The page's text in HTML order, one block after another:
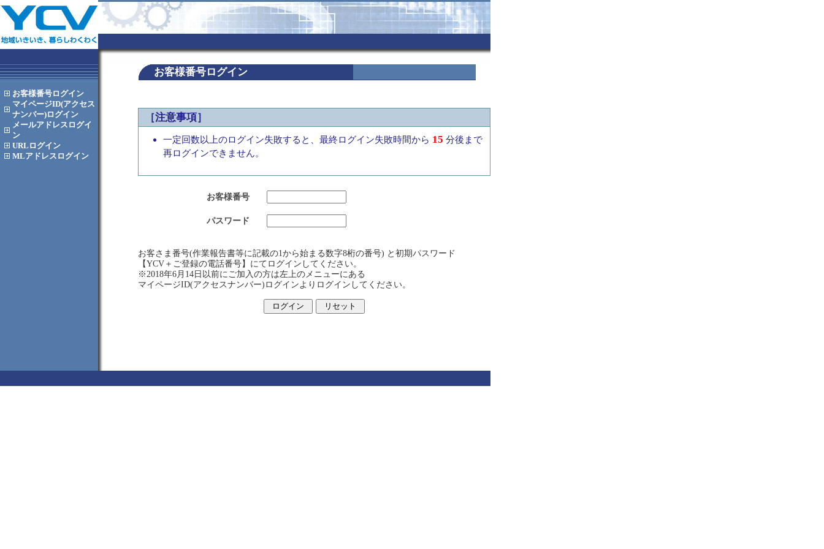
お客様番号ログイン
マイページID(アクセス
ナンバー)ログイン
メールアドレス ログイ
ン
URL ログイン
MLアドレス ログイン
お客様番号ログイン
［注意事項］
一定回数以上のログイン失敗すると、最終ログイン失敗時間から 15 分後まで
再ログインできません。
お客様番号
パスワード
お客さま番号(作業報告書等に記載の1から始まる数字8桁の番号) と初期パスワード
【YCV＋ご登録の電話番号】にてログインしてください。
※2018年6月14日以前にご加入の方は左上のメニューにある
マイページID(アクセスナンバー)ログインよりログインしてください。